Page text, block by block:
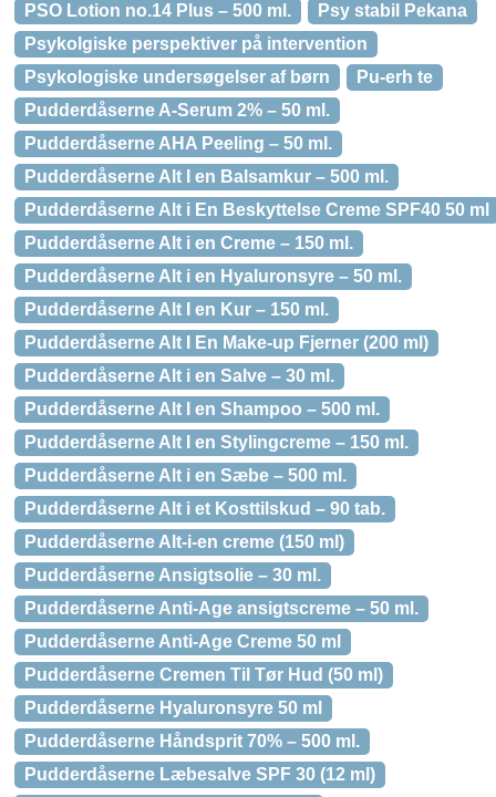
PSO Lotion no.14 Plus – 500 ml.
Psy stabil Pekana
Psykolgiske perspektiver på intervention
Psykologiske undersøgelser af børn
Pu-erh te
Pudderdåserne A-Serum 2% – 50 ml.
Pudderdåserne AHA Peeling – 50 ml.
Pudderdåserne Alt I en Balsamkur – 500 ml.
Pudderdåserne Alt i En Beskyttelse Creme SPF40 50 ml
Pudderdåserne Alt i en Creme – 150 ml.
Pudderdåserne Alt i en Hyaluronsyre – 50 ml.
Pudderdåserne Alt I en Kur – 150 ml.
Pudderdåserne Alt I En Make-up Fjerner (200 ml)
Pudderdåserne Alt i en Salve – 30 ml.
Pudderdåserne Alt I en Shampoo – 500 ml.
Pudderdåserne Alt I en Stylingcreme – 150 ml.
Pudderdåserne Alt i en Sæbe – 500 ml.
Pudderdåserne Alt i et Kosttilskud – 90 tab.
Pudderdåserne Alt-i-en creme (150 ml)
Pudderdåserne Ansigtsolie – 30 ml.
Pudderdåserne Anti-Age ansigtscreme – 50 ml.
Pudderdåserne Anti-Age Creme 50 ml
Pudderdåserne Cremen Til Tør Hud (50 ml)
Pudderdåserne Hyaluronsyre 50 ml
Pudderdåserne Håndsprit 70% – 500 ml.
Pudderdåserne Læbesalve SPF 30 (12 ml)